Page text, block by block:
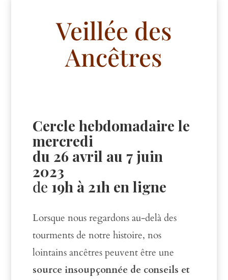
Veillée des
Ancêtres
Cercle hebdomadaire le
mercredi
du 26 avril au 7 juin
2023
de 19h à 21h en ligne
Lorsque nous regardons au-delà des
tourments de notre histoire, nos
lointains ancêtres peuvent être une
source insoupçonnée de conseils et